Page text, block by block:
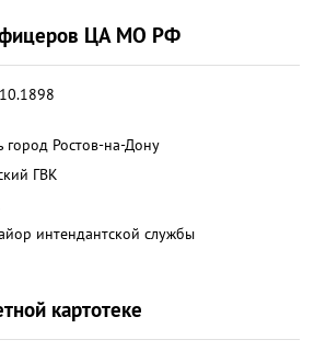
ЦА МО РФ
город Ростов-на-Дону
ГВК
интендантской службы
картотеке